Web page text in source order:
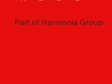
Part of Harmonia Group